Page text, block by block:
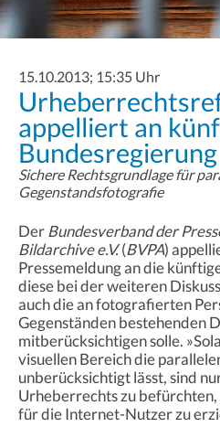
15.10.2013; 15:35 Uhr
appelliert an
Bundesregierung
Sichere Rechtsgrundlage für
Gegenstandsfotografie
DerBundesverband der
Bildarchive e.V.(BVPA)
Pressemeldung an die
diese bei der weiteren
auch die an fotografierten
Gegenständen bestehenden
mitberücksichtigen solle.
visuellen Bereich die
unberücksichtigt lässt, sind
Urheberrechts zu
für die Internet-Nutzer zu